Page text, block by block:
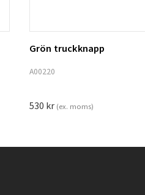
Lägg till i varukorg
Grön truckknapp
A00220
530 kr (ex. moms)